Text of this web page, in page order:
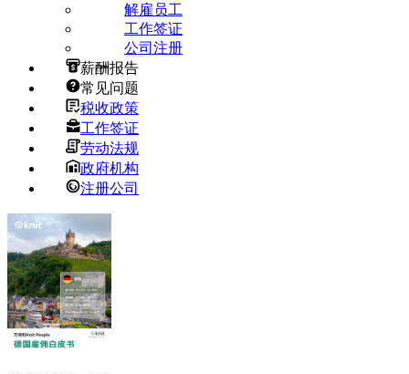
解雇员工
工作签证
公司注册
薪酬报告
常见问题
税收政策
工作签证
劳动法规
政府机构
注册公司